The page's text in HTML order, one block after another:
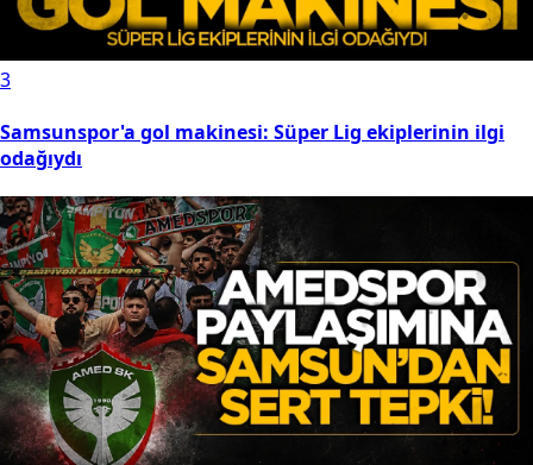
3
Samsunspor'a gol makinesi: Süper Lig ekiplerinin ilgi
odağıydı